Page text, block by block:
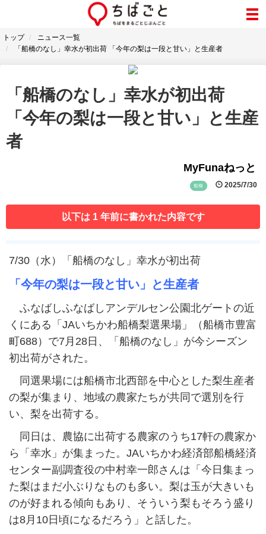
トップ
ニュース一覧
「船橋のなし」幸水が初出荷 「今年の梨は一段と甘い」と生産者
「船橋のなし」幸水が初出荷
「今年の梨は一段と甘い」と生産
者
MyFunaねっと
船橋 2025/7/30
以下は 1 年前に書かれた内容です
7/30（水）「船橋のなし」幸水が初出荷
「今年の梨は一段と甘い」と生産者
ふなばしふなばしアンデルセン公園北ゲートの近
くにある「JAいちかわ船橋梨選果場」（船橋市豊富
町688）で7月28日、「船橋のなし」が今シーズン
初出荷がされた。
同選果場には船橋市北西部を中心とした梨生産者
の梨が集まり、地域の農家たちが共同で選別を行
い、梨を出荷する。
同日は、農協に出荷する農家のうち17軒の農家か
ら「幸水」が集まった。JAいちかわ経済部船橋経済
センター副調査役の中村幸一郎さんは「今日集まっ
た梨はまだ小ぶりなものも多い。梨は玉が大きいも
のが好まれる傾向もあり、そういう梨もそろう盛り
は8月10日頃になるだろう」と話した。